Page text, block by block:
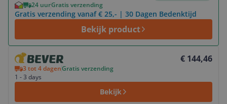
24 uurGratis verzending
Gratis verzending vanaf € 25,- | 30 Dagen Bedenktijd
Bekijk product
€ 144,46
3 tot 4 dagenGratis verzending
1 - 3 days
Bekijk
Bekijk product